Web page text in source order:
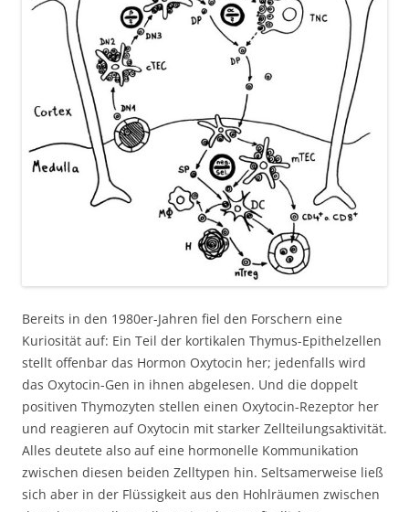
Bereits in den 1980er-Jahren fiel den Forschern eine
Kuriosität auf: Ein Teil der kortikalen Thymus-Epithelzellen
stellt offenbar das Hormon Oxytocin her; jedenfalls wird
das Oxytocin-Gen in ihnen abgelesen. Und die doppelt
positiven Thymozyten stellen einen Oxytocin-Rezeptor her
und reagieren auf Oxytocin mit starker Zellteilungsaktivität.
Alles deutete also auf eine hormonelle Kommunikation
zwischen diesen beiden Zelltypen hin. Seltsamerweise ließ
sich aber in der Flüssigkeit aus den Hohlräumen zwischen